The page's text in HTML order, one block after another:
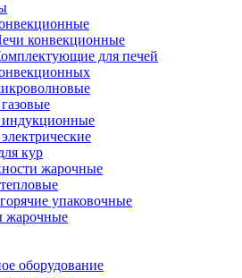
конвекционные
для печей
кур
жарочные
упаковочные
оборудование